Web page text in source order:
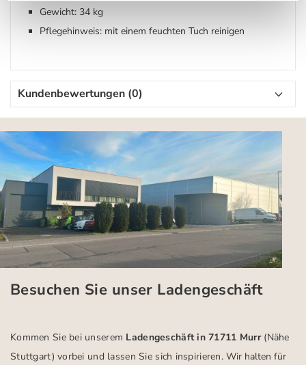
Gewicht: 34 kg
Pflegehinweis: mit einem feuchten Tuch reinigen
Kundenbewertungen (0)
Besuchen Sie unser Ladengeschäft
Kommen Sie bei unserem Ladengeschäft in 71711 Murr (Nähe
Stuttgart) vorbei und lassen Sie sich inspirieren.Wir halten für